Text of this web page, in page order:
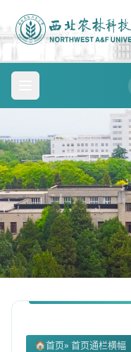
🏠首页» 首页通栏横幅